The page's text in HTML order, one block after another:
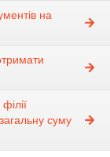
на
суму